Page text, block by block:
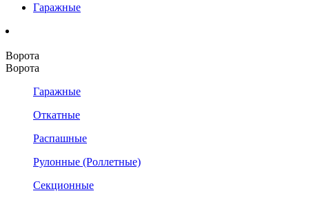
Гаражные
Ворота
Ворота
Гаражные
Откатные
Распашные
Рулонные (Роллетные)
Секционные